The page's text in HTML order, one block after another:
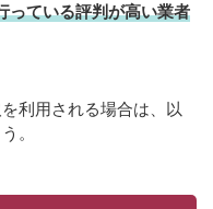
っている評判が高い業者
利用される場合は、以
。